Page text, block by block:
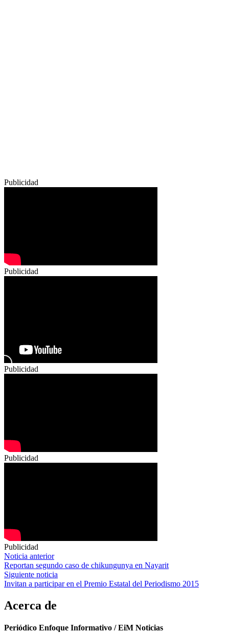
Publicidad
Publicidad
Publicidad
Publicidad
Publicidad
Navegación
de
entradas
Noticia anterior
Reportan segundo caso de chikungunya en Nayarit
Siguiente noticia
Invitan a participar en el Premio Estatal del Periodismo 2015
Acerca de
Periódico Enfoque Informativo / EiM Noticias